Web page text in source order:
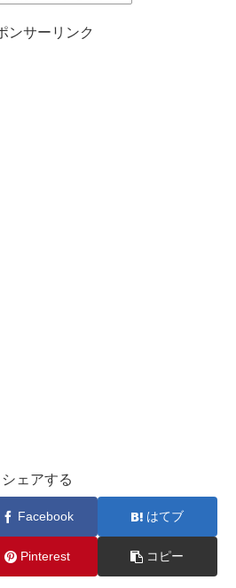
ンサーリンク
シェアする
Facebook はてブ
Pinterest コピー